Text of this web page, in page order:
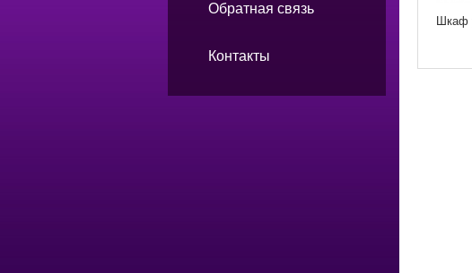
Обратная связь
Контакты
Шкаф